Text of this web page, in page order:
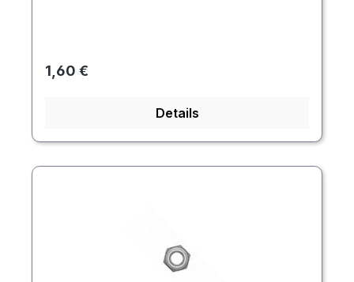
Regulärer Preis:
1,60 €
Details